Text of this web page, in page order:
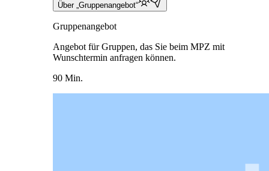
Über „Gruppenangebot“
Gruppenangebot
Angebot für Gruppen, das Sie beim MPZ mit
Wunschtermin anfragen können.
90 Min.